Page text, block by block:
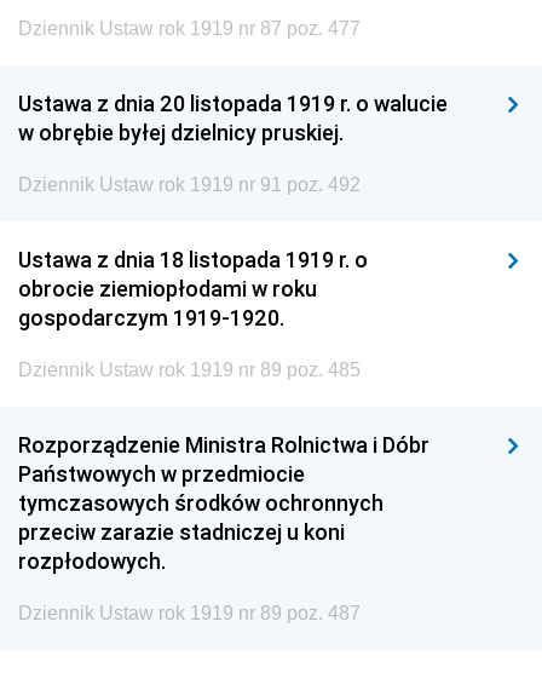
Dziennik Ustaw rok 1919 nr 87 poz. 477
Ustawa z dnia 20 listopada 1919 r. o walucie
w obrębie byłej dzielnicy pruskiej.
Dziennik Ustaw rok 1919 nr 91 poz. 492
Ustawa z dnia 18 listopada 1919 r. o
obrocie ziemiopłodami w roku
gospodarczym 1919-1920.
Dziennik Ustaw rok 1919 nr 89 poz. 485
Rozporządzenie Ministra Rolnictwa i Dóbr
Państwowych w przedmiocie
tymczasowych środków ochronnych
przeciw zarazie stadniczej u koni
rozpłodowych.
Dziennik Ustaw rok 1919 nr 89 poz. 487